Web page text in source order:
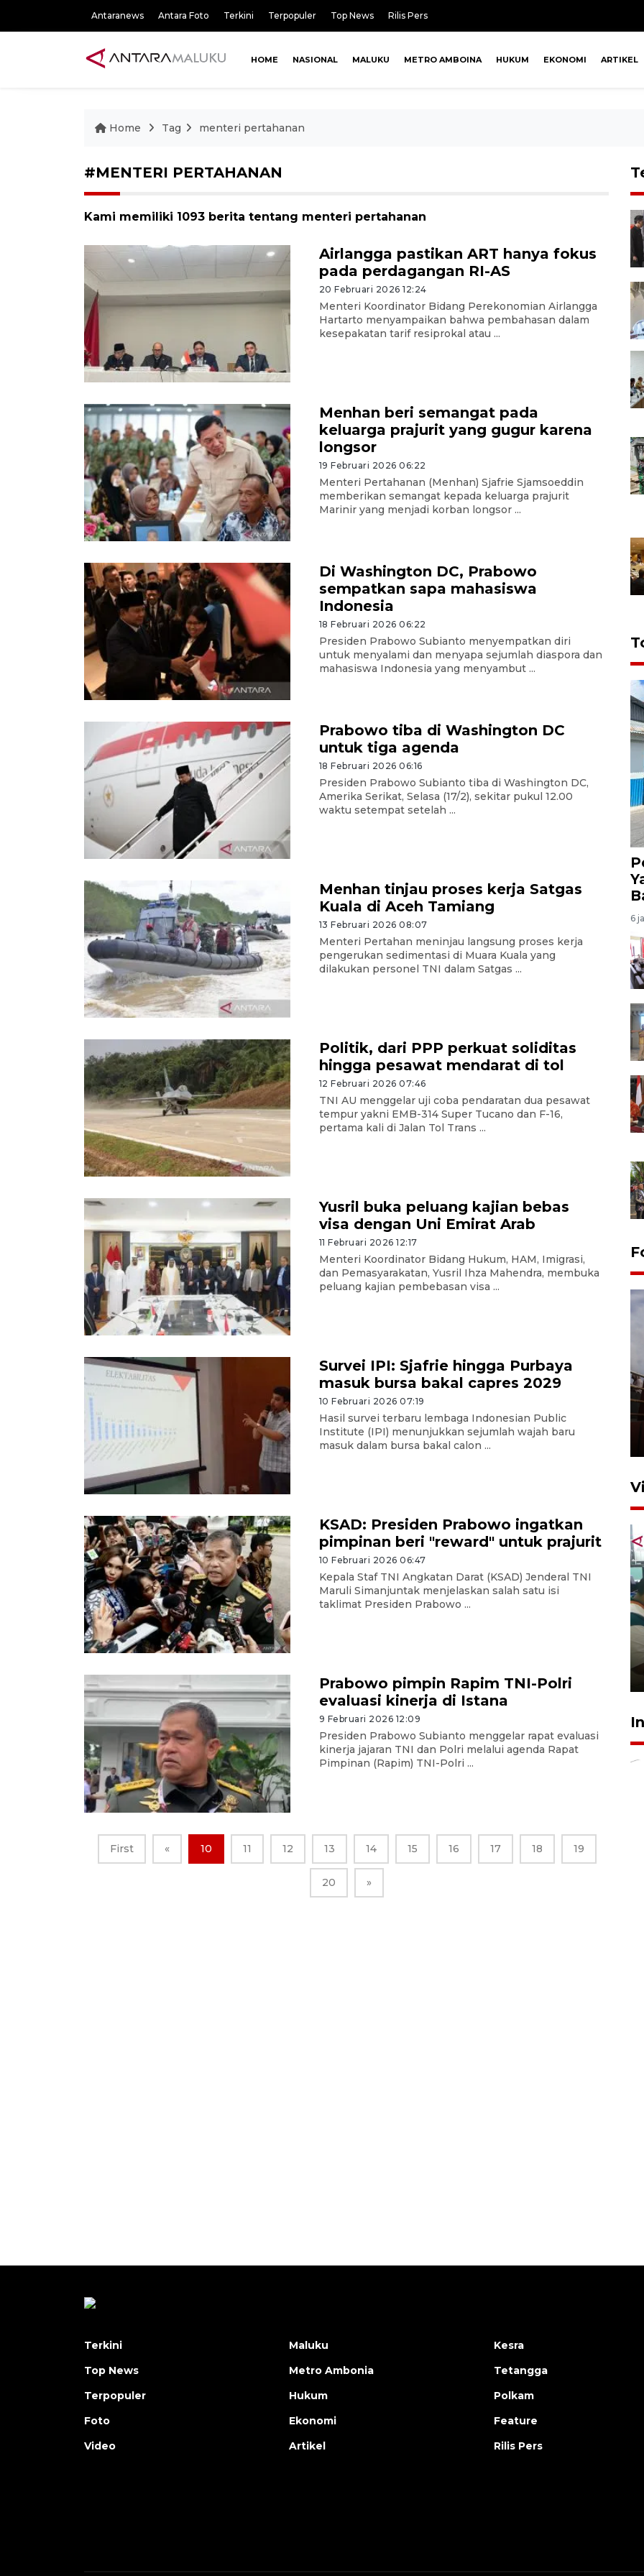
Antaranews Antara Foto Terkini Terpopuler Top News Rilis Pers
HOME NASIONAL MALUKU METRO AMBOINA HUKUM EKONOMI ARTIKEL
Home Tag menteri pertahanan
#MENTERI PERTAHANAN
Kami memiliki 1093 berita tentang menteri pertahanan
Airlangga pastikan ART hanya fokus
pada perdagangan RI-AS
20 Februari 2026 12:24
Menteri Koordinator Bidang Perekonomian Airlangga
Hartarto menyampaikan bahwa pembahasan dalam
kesepakatan tarif resiprokal atau ...
Menhan beri semangat pada
keluarga prajurit yang gugur karena
longsor
19 Februari 2026 06:22
Menteri Pertahanan (Menhan) Sjafrie Sjamsoeddin
memberikan semangat kepada keluarga prajurit
Marinir yang menjadi korban longsor ...
Di Washington DC, Prabowo
sempatkan sapa mahasiswa
Indonesia
18 Februari 2026 06:22
Presiden Prabowo Subianto menyempatkan diri
untuk menyalami dan menyapa sejumlah diaspora dan
mahasiswa Indonesia yang menyambut ...
Prabowo tiba di Washington DC
untuk tiga agenda
18 Februari 2026 06:16
Presiden Prabowo Subianto tiba di Washington DC,
Amerika Serikat, Selasa (17/2), sekitar pukul 12.00
waktu setempat setelah ...
Menhan tinjau proses kerja Satgas
Kuala di Aceh Tamiang
13 Februari 2026 08:07
Menteri Pertahan meninjau langsung proses kerja
pengerukan sedimentasi di Muara Kuala yang
dilakukan personel TNI dalam Satgas ...
Politik, dari PPP perkuat soliditas
hingga pesawat mendarat di tol
12 Februari 2026 07:46
TNI AU menggelar uji coba pendaratan dua pesawat
tempur yakni EMB-314 Super Tucano dan F-16,
pertama kali di Jalan Tol Trans ...
Yusril buka peluang kajian bebas
visa dengan Uni Emirat Arab
11 Februari 2026 12:17
Menteri Koordinator Bidang Hukum, HAM, Imigrasi,
dan Pemasyarakatan, Yusril Ihza Mahendra, membuka
peluang kajian pembebasan visa ...
Survei IPI: Sjafrie hingga Purbaya
masuk bursa bakal capres 2029
10 Februari 2026 07:19
Hasil survei terbaru lembaga Indonesian Public
Institute (IPI) menunjukkan sejumlah wajah baru
masuk dalam bursa bakal calon ...
KSAD: Presiden Prabowo ingatkan
pimpinan beri "reward" untuk prajurit
10 Februari 2026 06:47
Kepala Staf TNI Angkatan Darat (KSAD) Jenderal TNI
Maruli Simanjuntak menjelaskan salah satu isi
taklimat Presiden Prabowo ...
Prabowo pimpin Rapim TNI-Polri
evaluasi kinerja di Istana
9 Februari 2026 12:09
Presiden Prabowo Subianto menggelar rapat evaluasi
kinerja jajaran TNI dan Polri melalui agenda Rapat
Pimpinan (Rapim) TNI-Polri ...
First « 10 11 12 13 14 15 16 17 18 19
20 »
6
Unjuk rasa protes penataan
Pasar Higienis
5 Mei 2026 05:32
Terkini
Top News
Terpopuler
Foto
Video
Maluku
Metro Ambonia
Hukum
Ekonomi
Artikel
Kesra
Tetangga
Polkam
Feature
Rilis Pers